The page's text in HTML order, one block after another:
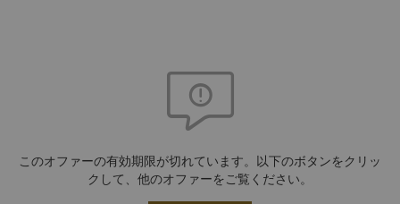
このオファーの有効期限が切れています。以下のボタンをクリッ
クして、他のオファーをご覧ください。